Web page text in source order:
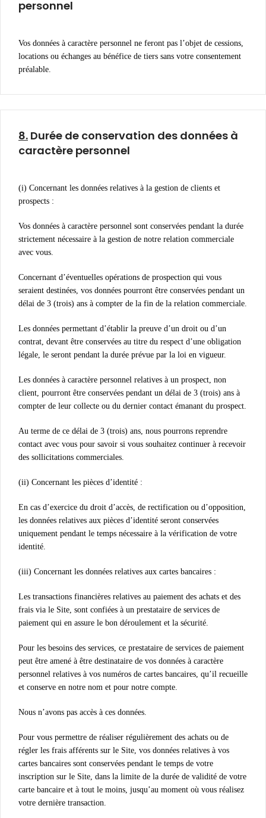
personnel
Vos données à caractère personnel ne feront pas l’objet de cessions,
locations ou échanges au bénéfice de tiers sans votre consentement
préalable.
8. Durée de conservation des données à
caractère personnel
(i) Concernant les données relatives à la gestion de clients et
prospects :
Vos données à caractère personnel sont conservées pendant la durée
strictement nécessaire à la gestion de notre relation commerciale
avec vous.
Concernant d’éventuelles opérations de prospection qui vous
seraient destinées, vos données pourront être conservées pendant un
délai de 3 (trois) ans à compter de la fin de la relation commerciale.
Les données permettant d’établir la preuve d’un droit ou d’un
contrat, devant être conservées au titre du respect d’une obligation
légale, le seront pendant la durée prévue par la loi en vigueur.
Les données à caractère personnel relatives à un prospect, non
client, pourront être conservées pendant un délai de 3 (trois) ans à
compter de leur collecte ou du dernier contact émanant du prospect.
Au terme de ce délai de 3 (trois) ans, nous pourrons reprendre
contact avec vous pour savoir si vous souhaitez continuer à recevoir
des sollicitations commerciales.
(ii) Concernant les pièces d’identité :
En cas d’exercice du droit d’accès, de rectification ou d’opposition,
les données relatives aux pièces d’identité seront conservées
uniquement pendant le temps nécessaire à la vérification de votre
identité.
(iii) Concernant les données relatives aux cartes bancaires :
Les transactions financières relatives au paiement des achats et des
frais via le Site, sont confiées à un prestataire de services de
paiement qui en assure le bon déroulement et la sécurité.
Pour les besoins des services, ce prestataire de services de paiement
peut être amené à être destinataire de vos données à caractère
personnel relatives à vos numéros de cartes bancaires, qu’il recueille
et conserve en notre nom et pour notre compte.
Nous n’avons pas accès à ces données.
Pour vous permettre de réaliser régulièrement des achats ou de
régler les frais afférents sur le Site, vos données relatives à vos
cartes bancaires sont conservées pendant le temps de votre
inscription sur le Site, dans la limite de la durée de validité de votre
carte bancaire et à tout le moins, jusqu’au moment où vous réalisez
votre dernière transaction.